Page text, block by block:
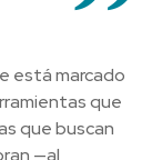
está marcado
que
que buscan
—al